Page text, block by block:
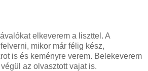
elkeverem a liszttel. A
mikor már félig kész,
is és keményre verem. Belekeverem
az olvasztott vajat is.